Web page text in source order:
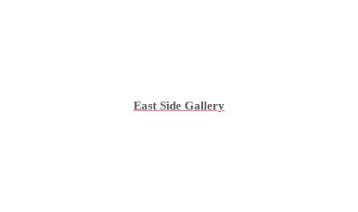
East Side Gallery